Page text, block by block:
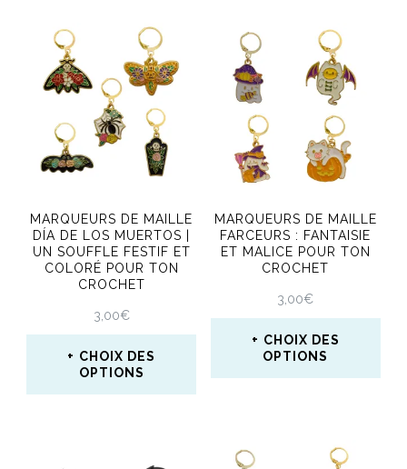
plusieurs
variations.
Les
options
être
choisies
sur
la
page
du
MARQUEURS DE MAILLE
DÍA DE LOS MUERTOS |
UN SOUFFLE FESTIF ET
COLORÉ POUR TON
CROCHET
3,00€
CHOIX DES
OPTIONS
MARQUEURS DE MAILLE
FARCEURS : FANTAISIE
ET MALICE POUR TON
CROCHET
3,00€
CHOIX DES
OPTIONS